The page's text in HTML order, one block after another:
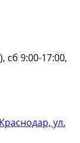
сб 9:00-17:00,
ул.